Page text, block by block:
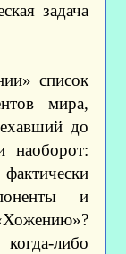
задача
список
мира,
до
и
либо